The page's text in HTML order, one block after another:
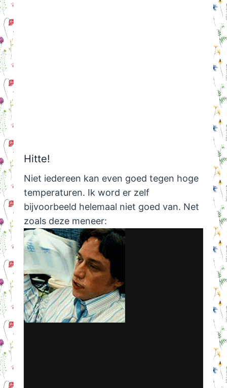
Hitte!
Niet iedereen kan even goed tegen hoge
temperaturen. Ik word er zelf
bijvoorbeeld helemaal niet goed van. Net
zoals deze meneer: